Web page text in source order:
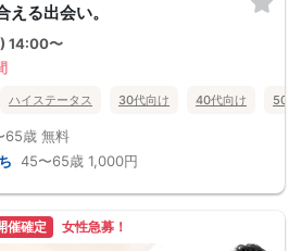
る出会い。
14:00〜
ハイステータス 30代向け 40代向け 50
65歳 無料
45〜65歳 1,000円
催確定 女性急募！